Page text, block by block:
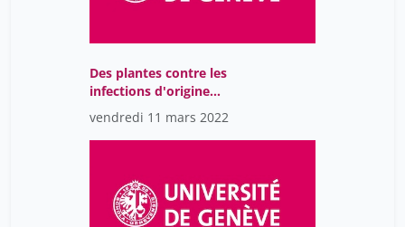
Des plantes contre les
infections d'origine
bactérienne ou virale
vendredi 11 mars 2022